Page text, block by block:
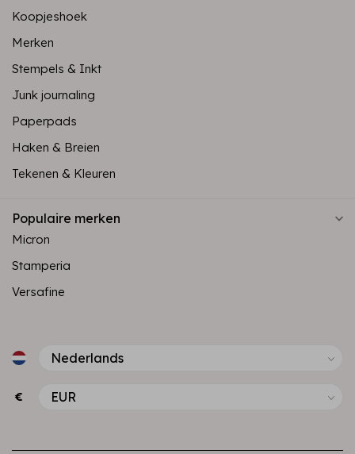
Koopjeshoek
Merken
Stempels & Inkt
Junk journaling
Paperpads
Haken & Breien
Tekenen & Kleuren
Populaire merken
Micron
Stamperia
Versafine
€